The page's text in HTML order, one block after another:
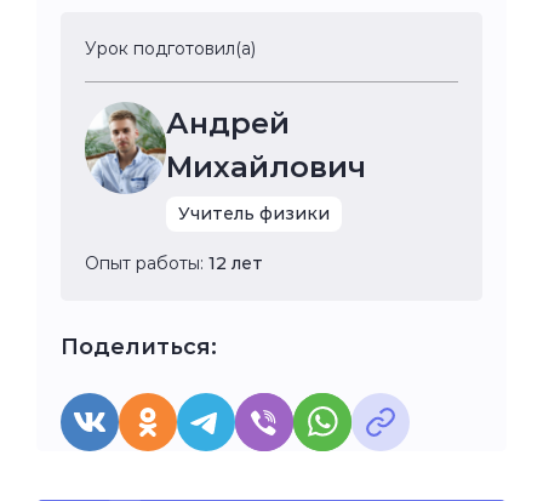
Урок подготовил(а)
Андрей
Михайлович
Учитель физики
Опыт работы: 12 лет
Поделиться: